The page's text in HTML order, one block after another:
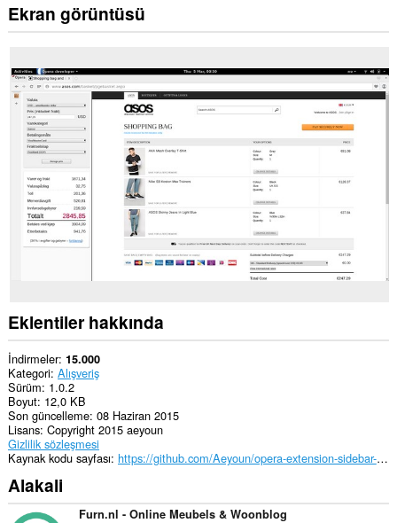
Bu
eklenti,
bir
düğme
ekleyecek.
Ekran görüntüsü
Eklentiler hakkında
İndirmeler 15.000
Kategori Alışveriş
Sürüm 1.0.2
Boyut 12,0 KB
Son güncelleme 08 Haziran 2015
Lisans Copyright 2015 aeyoun
Gizlilik sözleşmesi
Kaynak kodu sayfası
https://github.com/Aeyoun/opera-extension-sidebar-boilerplate
Alakali
Furn.nl - Online Meubels & Woonblog